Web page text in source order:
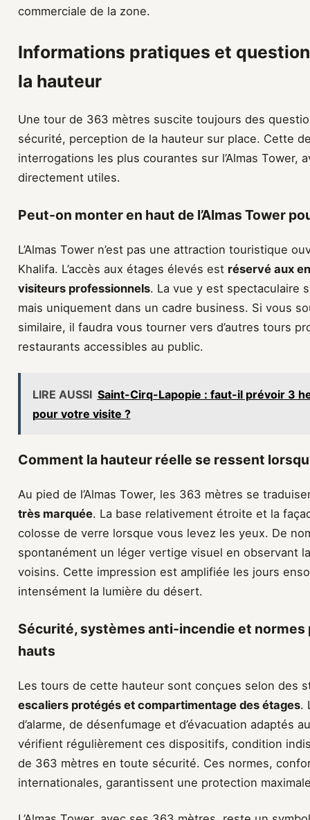
commerciale de la zone.
Informations pratiques et
la hauteur
Une tour de 363 mètres suscite toujours des
sécurité, perception de la hauteur sur place. Cette
interrogations les plus courantes sur l’Almas Tower,
directement utiles.
Peut-on monter en haut de l’Almas Tower
L’Almas Tower n’est pas une attraction touristique
Khalifa. L’accès aux étages élevés est réservé aux
visiteurs professionnels. La vue y est spectaculaire
mais uniquement dans un cadre business. Si vous
similaire, il faudra vous tourner vers d’autres tours
restaurants accessibles au public.
LIRE AUSSI Saint-Cirq-Lapopie : faut-il prévoir 3
pour votre visite ?
Comment la hauteur réelle se ressent
Au pied de l’Almas Tower, les 363 mètres se
très marquée. La base relativement étroite et la
colosse de verre lorsque vous levez les yeux. De
spontanément un léger vertige visuel en observant
voisins. Cette impression est amplifiée les jours
intensément la lumière du désert.
Sécurité, systèmes anti-incendie et
hauts
Les tours de cette hauteur sont conçues selon des
escaliers protégés et compartimentage des étages.
d’alarme, de désenfumage et d’évacuation adaptés
vérifient régulièrement ces dispositifs, condition
de 363 mètres en toute sécurité. Ces normes,
internationales, garantissent une protection